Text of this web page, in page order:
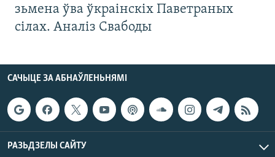
зьмена ўва ўкраінскіх Паветраных
сілах. Аналіз Свабоды
САЧЫЦЕ ЗА АБНАЎЛЕНЬНЯМІ
РАЗЬДЗЕЛЫ САЙТУ